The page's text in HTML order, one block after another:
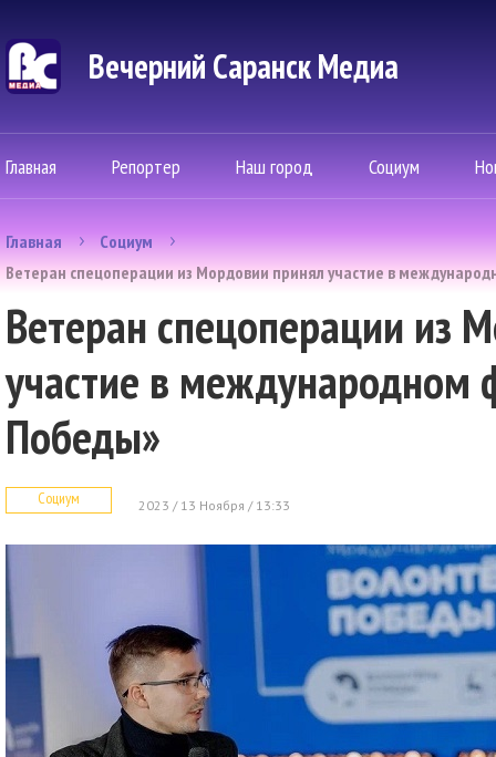
Вечерний Саранск Mедиа
Главная Репортер Наш город Социум
Главная
Социум
Ветеран спецоперации из Мордовии принял участие в
Ветеран спецоперации из
участие в международном
Победы»
Социум 2023 / 13 Ноября / 13:33